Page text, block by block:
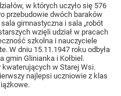
w których uczyło się 576
przebudowie dwóch baraków
gimnastyczna i sala „robót
wzięli udział w pracach
szkolna i nauczyciele
W dniu 15.11.1947 roku odbyła
Glinianka i Kołbiel.
kwaterujących w Starej Wsi.
najlepsi uczniowie z klas